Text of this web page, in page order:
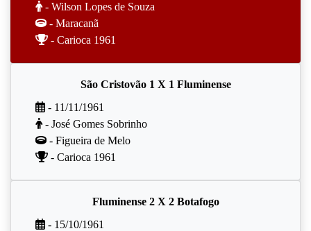
- Wilson Lopes de Souza
- Maracanã
- Carioca 1961
São Cristovão 1 X 1 Fluminense
- 11/11/1961
- José Gomes Sobrinho
- Figueira de Melo
- Carioca 1961
Fluminense 2 X 2 Botafogo
- 15/10/1961